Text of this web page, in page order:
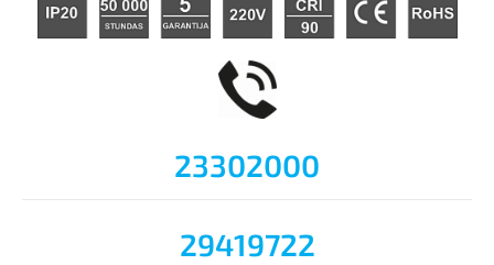
23302000
29419722